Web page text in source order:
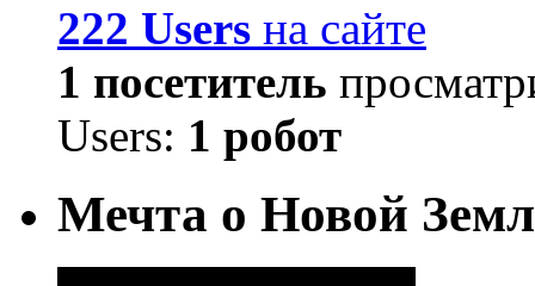
222 Users на сайте
1 посетитель
Users: 1 робот
Мечта о Новой